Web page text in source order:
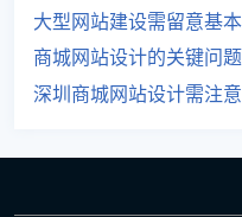
大型网站建设需留意基
商城网站设计的关键问题
深圳商城网站设计需注意